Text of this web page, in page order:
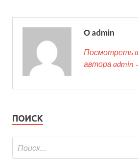
О admin
Посмотреть
автора admin
ПОИСК